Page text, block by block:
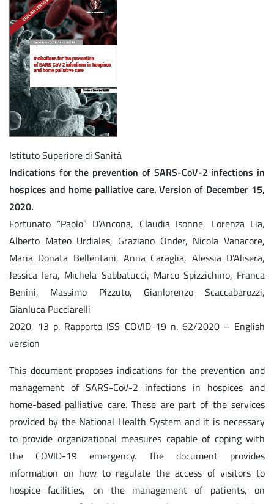
Istituto Superiore di Sanità
Indications for the prevention of SARS-CoV-2 infections in
hospices and home palliative care. Version of December 15,
2020.
Fortunato “Paolo” D’Ancona, Claudia Isonne, Lorenza Lia,
Alberto Mateo Urdiales, Graziano Onder, Nicola Vanacore,
Maria Donata Bellentani, Anna Caraglia, Alessia D’Alisera,
Jessica Iera, Michela Sabbatucci, Marco Spizzichino, Franca
Benini, Massimo Pizzuto, Gianlorenzo Scaccabarozzi,
Gianluca Pucciarelli
2020, 13 p. Rapporto ISS COVID-19 n. 62/2020 – English
version
This document proposes indications for the prevention and
management of SARS-CoV-2 infections in hospices and
home-based palliative care. These are part of the services
provided by the National Health System and it is necessary
to provide organizational measures capable of coping with
the COVID-19 emergency. The document provides
information on how to regulate the access of visitors to
hospice facilities, on the management of patients, on